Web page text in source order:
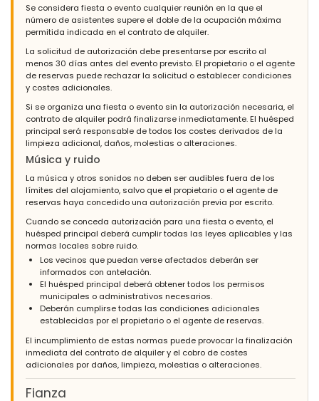
Se considera fiesta o evento cualquier reunión en la que el
número de asistentes supere el doble de la ocupación máxima
permitida indicada en el contrato de alquiler.
La solicitud de autorización debe presentarse por escrito al
menos 30 días antes del evento previsto. El propietario o el agente
de reservas puede rechazar la solicitud o establecer condiciones
y costes adicionales.
Si se organiza una fiesta o evento sin la autorización necesaria, el
contrato de alquiler podrá finalizarse inmediatamente. El huésped
principal será responsable de todos los costes derivados de la
limpieza adicional, daños, molestias o alteraciones.
Música y ruido
La música y otros sonidos no deben ser audibles fuera de los
límites del alojamiento, salvo que el propietario o el agente de
reservas haya concedido una autorización previa por escrito.
Cuando se conceda autorización para una fiesta o evento, el
huésped principal deberá cumplir todas las leyes aplicables y las
normas locales sobre ruido.
Los vecinos que puedan verse afectados deberán ser
informados con antelación.
El huésped principal deberá obtener todos los permisos
municipales o administrativos necesarios.
Deberán cumplirse todas las condiciones adicionales
establecidas por el propietario o el agente de reservas.
El incumplimiento de estas normas puede provocar la finalización
inmediata del contrato de alquiler y el cobro de costes
adicionales por daños, limpieza, molestias o alteraciones.
Fianza